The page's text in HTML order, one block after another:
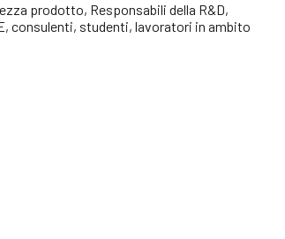
prodotto, Responsabili della R&D,
consulenti, studenti, lavoratori in ambito